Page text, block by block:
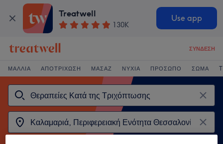
Treatwell
130K
Use app
ΣΎΝΔΕΣΗ
ΜΑΛΛΙΆ ΑΠΟΤΡΊΧΩΣΗ ΜΑΣΆΖ ΝΎΧΙΑ ΠΡΌΣΩΠΟ ΣΏΜΑ